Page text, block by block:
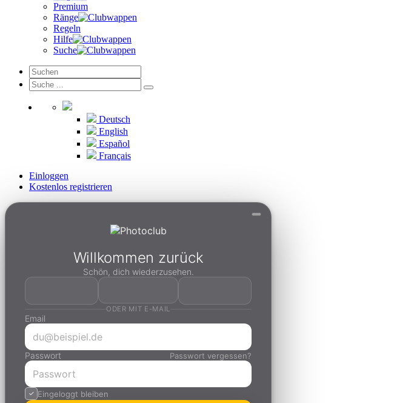
Premium
Ränge
Regeln
Hilfe
Suche
Deutsch
English
Español
Français
Einloggen
Kostenlos registrieren
Willkommen zurück
Schön, dich wiederzusehen.
ODER MIT E-MAIL
Email
Passwort Passwort vergessen?
Eingeloggt bleiben